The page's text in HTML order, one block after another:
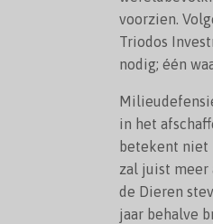
voorzien.
Triodos
nodig; één
in het
betekent niet
zal juist meer
de Dieren
jaar behalve